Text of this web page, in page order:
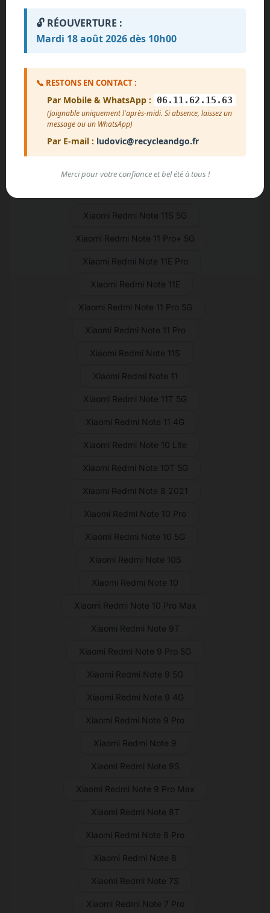
Xiaomi Redmi Note 12 Pro+
Xiaomi Redmi Note 12 Pro
Xiaomi Redmi Note 11R
Xiaomi Redmi Note 11T Pro+
Xiaomi Redmi Note 11T Pro
Xiaomi Redmi Note 11S 5G
Xiaomi Redmi Note 11 Pro+ 5G
Xiaomi Redmi Note 11E Pro
Xiaomi Redmi Note 11E
Xiaomi Redmi Note 11 Pro 5G
Xiaomi Redmi Note 11 Pro
Xiaomi Redmi Note 11S
Xiaomi Redmi Note 11
Xiaomi Redmi Note 11T 5G
Xiaomi Redmi Note 11 4G
Xiaomi Redmi Note 10 Lite
Xiaomi Redmi Note 10T 5G
Xiaomi Redmi Note 8 2021
Xiaomi Redmi Note 10 Pro
Xiaomi Redmi Note 10 5G
Xiaomi Redmi Note 10S
Xiaomi Redmi Note 10
Xiaomi Redmi Note 10 Pro Max
Xiaomi Redmi Note 9T
Xiaomi Redmi Note 9 Pro 5G
Xiaomi Redmi Note 9 5G
Xiaomi Redmi Note 9 4G
Xiaomi Redmi Note 9 Pro
Xiaomi Redmi Note 9
Xiaomi Redmi Note 9S
Xiaomi Redmi Note 9 Pro Max
Xiaomi Redmi Note 8T
Xiaomi Redmi Note 8 Pro
Xiaomi Redmi Note 8
Xiaomi Redmi Note 7S
Xiaomi Redmi Note 7 Pro
🔓 RÉOUVERTURE :
Mardi 18 août 2026 dès 10h00
📞 RESTONS EN CONTACT :
Par Mobile & WhatsApp : 06.11.62.15.63
(Joignable uniquement l'après-midi. Si absence, laissez un
message ou un WhatsApp)
Par E-mail : ludovic@recycleandgo.fr
Merci pour votre confiance et bel été à tous !